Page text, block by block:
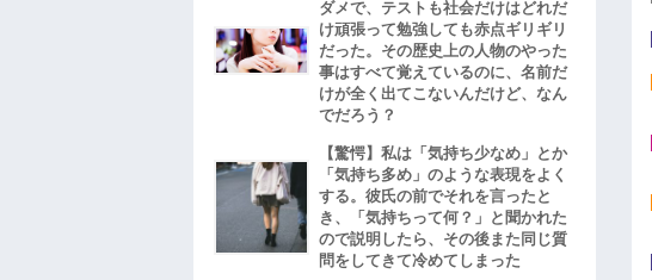
ダメで、テストも社会だけはどれだ
け頑張って勉強しても赤点ギリギリ
だった。その歴史上の人物のやった
事はすべて覚えているのに、名前だ
けが全く出てこないんだけど、なん
でだろう？
【驚愕】私は「気持ち少なめ」とか
「気持ち多め」のような表現をよく
する。彼氏の前でそれを言ったと
き、「気持ちって何？」と聞かれた
ので説明したら、その後また同じ質
問をしてきて冷めてしまった